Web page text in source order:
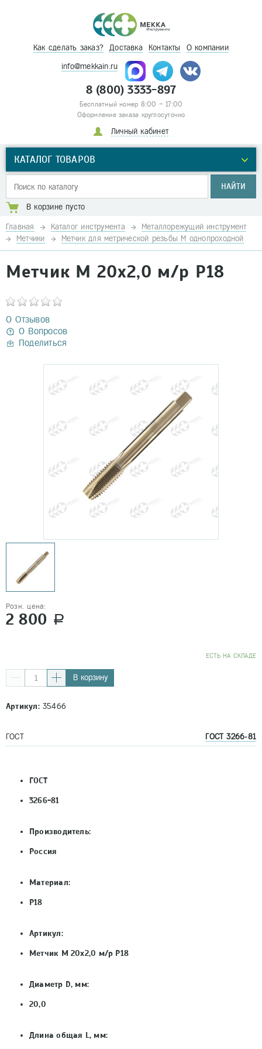
Как сделать заказ? Доставка Контакты О компании
info@mekkain.ru
8 (800) 3333-897
Бесплатный номер 8:00 – 17:00
Оформление заказа круглосуточно
Личный кабинет
КАТАЛОГ ТОВАРОВ
НАЙТИ
В корзине пусто
Главная Каталог инструмента
Металлорежущий инструмент
Метчики
Метчик для метрической резьбы М однопроходной
Метчик М 20х2,0 м/р Р18
0 Отзывов
0 Вопросов
Поделиться
Розн. цена:
2 800 a
EСТЬ НА СКЛАДЕ
В корзину
Артикул:35466
ГОСТ ГОСТ 3266-81
ГОСТ
3266-81
Производитель:
Россия
Материал:
Р18
Артикул:
Метчик М 20х2,0 м/р Р18
Диаметр D, мм:
20,0
Длина общая L, мм: